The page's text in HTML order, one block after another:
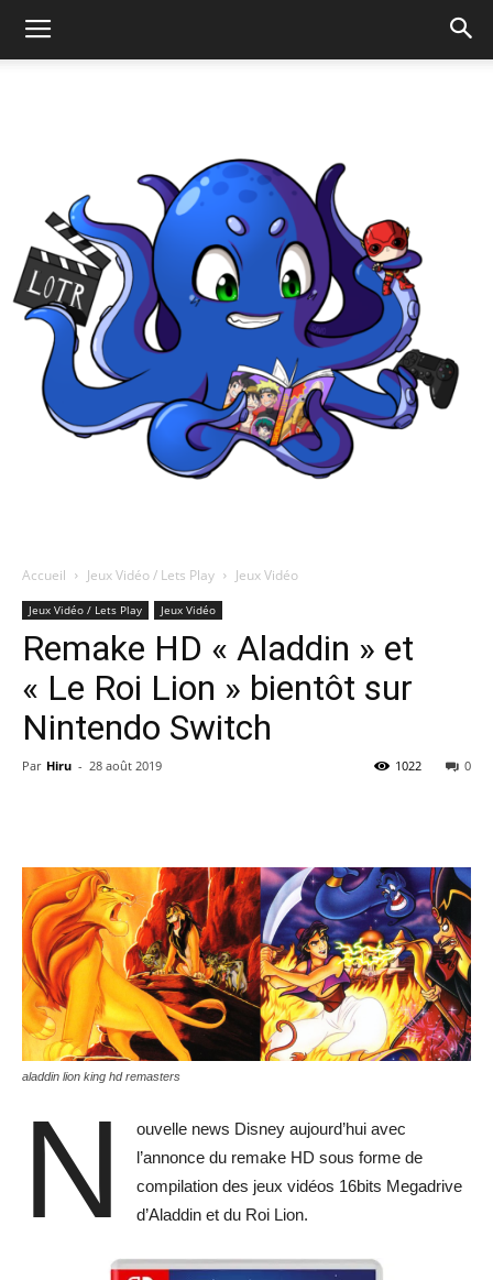
Accueil Jeux Vidéo / Lets Play Jeux Vidéo
Jeux Vidéo / Lets Play Jeux Vidéo
Remake HD « Aladdin » et
« Le Roi Lion » bientôt sur
Nintendo Switch
Par Hiru - 28 août 2019 0
1022
aladdin lion king hd remasters
N
ouvelle news Disney aujourd’hui avec
l’annonce du remake HD sous forme de
compilation des jeux vidéos 16bits Megadrive
d’Aladdin et du Roi Lion.